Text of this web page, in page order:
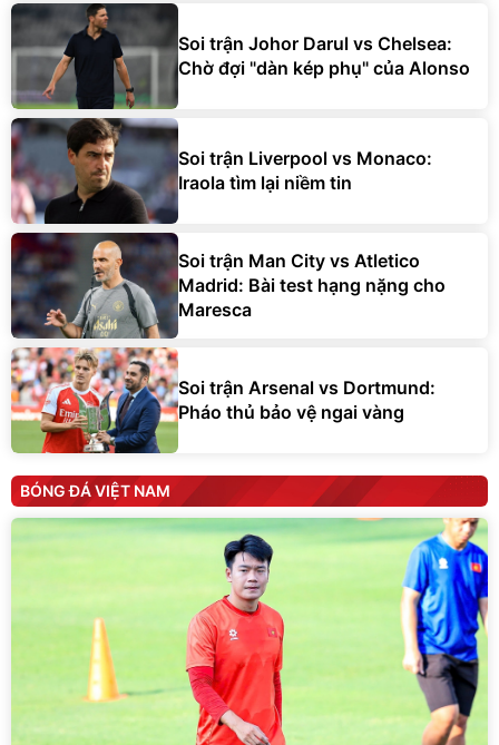
Soi trận Johor Darul vs Chelsea:
Chờ đợi "dàn kép phụ" của Alonso
Soi trận Liverpool vs Monaco:
Iraola tìm lại niềm tin
Soi trận Man City vs Atletico
Madrid: Bài test hạng nặng cho
Maresca
Soi trận Arsenal vs Dortmund:
Pháo thủ bảo vệ ngai vàng
BÓNG ĐÁ VIỆT NAM